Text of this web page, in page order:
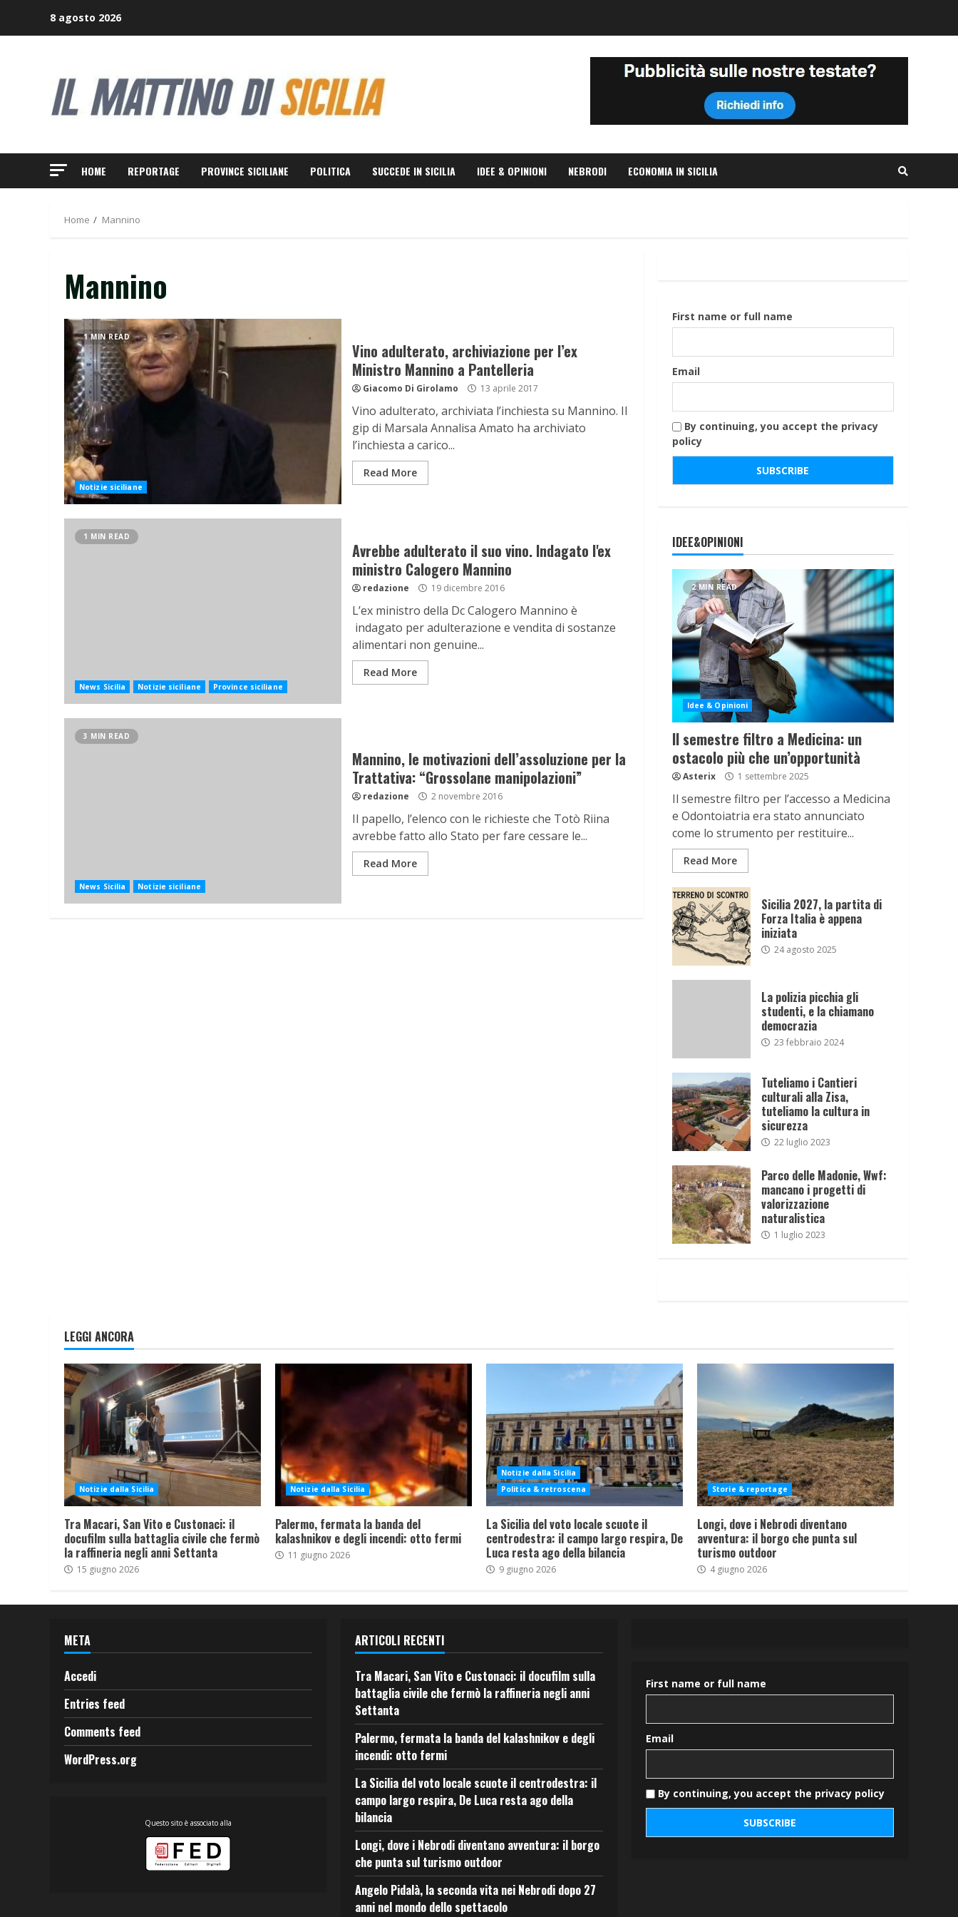
8 agosto 2026
HOME REPORTAGE PROVINCE SICILIANE POLITICA SUCCEDE IN SICILIA IDEE & OPINIONI NEBRODI ECONOMIA IN SICILIA
Home Mannino
Mannino
1 MIN READ
Notizie siciliane
Vino adulterato, archiviazione per l’ex
Ministro Mannino a Pantelleria
Giacomo Di Girolamo 13 aprile 2017
Vino adulterato, archiviata l’inchiesta su Mannino. Il
gip di Marsala Annalisa Amato ha archiviato
l’inchiesta a carico...
Read More
1 MIN READ
News Sicilia Notizie siciliane Province siciliane
Avrebbe adulterato il suo vino. Indagato l'ex
ministro Calogero Mannino
redazione 19 dicembre 2016
L’ex ministro della Dc Calogero Mannino è
indagato per adulterazione e vendita di sostanze
alimentari non genuine...
Read More
3 MIN READ
News Sicilia Notizie siciliane
Mannino, le motivazioni dell’assoluzione per la
Trattativa: “Grossolane manipolazioni”
redazione 2 novembre 2016
Il papello, l’elenco con le richieste che Totò Riina
avrebbe fatto allo Stato per fare cessare le...
Read More
First name or full name
Email
By continuing, you accept the privacy
policy
IDEE&OPINIONI
2 MIN READ
Idee & Opinioni
Il semestre filtro a Medicina: un
ostacolo più che un’opportunità
Asterix 1 settembre 2025
Il semestre filtro per l’accesso a Medicina
e Odontoiatria era stato annunciato
come lo strumento per restituire...
Read More
Sicilia 2027, la partita di
Forza Italia è appena
iniziata
24 agosto 2025
La polizia picchia gli
studenti, e la chiamano
democrazia
23 febbraio 2024
Tuteliamo i Cantieri
culturali alla Zisa,
tuteliamo la cultura in
sicurezza
22 luglio 2023
Parco delle Madonie, Wwf:
mancano i progetti di
valorizzazione
naturalistica
1 luglio 2023
LEGGI ANCORA
Notizie dalla Sicilia
Tra Macari, San Vito e Custonaci: il
docufilm sulla battaglia civile che fermò
la raffineria negli anni Settanta
15 giugno 2026
Notizie dalla Sicilia
Palermo, fermata la banda del
kalashnikov e degli incendi: otto fermi
11 giugno 2026
Notizie dalla Sicilia
Politica & retroscena
La Sicilia del voto locale scuote il
centrodestra: il campo largo respira, De
Luca resta ago della bilancia
9 giugno 2026
Storie & reportage
Longi, dove i Nebrodi diventano
avventura: il borgo che punta sul
turismo outdoor
4 giugno 2026
META
Accedi
Entries feed
Comments feed
WordPress.org
Questo sito è associato alla
ARTICOLI RECENTI
Tra Macari, San Vito e Custonaci: il docufilm sulla
battaglia civile che fermò la raffineria negli anni
Settanta
Palermo, fermata la banda del kalashnikov e degli
incendi: otto fermi
La Sicilia del voto locale scuote il centrodestra: il
campo largo respira, De Luca resta ago della
bilancia
Longi, dove i Nebrodi diventano avventura: il borgo
che punta sul turismo outdoor
Angelo Pidalà, la seconda vita nei Nebrodi dopo 27
anni nel mondo dello spettacolo
First name or full name
Email
By continuing, you accept the privacy policy